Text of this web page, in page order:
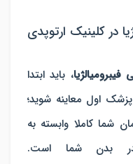
در کلینیک ارتوپدی
، باید ابتدا
اول معاینه شوید؛
شما کاملا وابسته به
در بدن شما است.